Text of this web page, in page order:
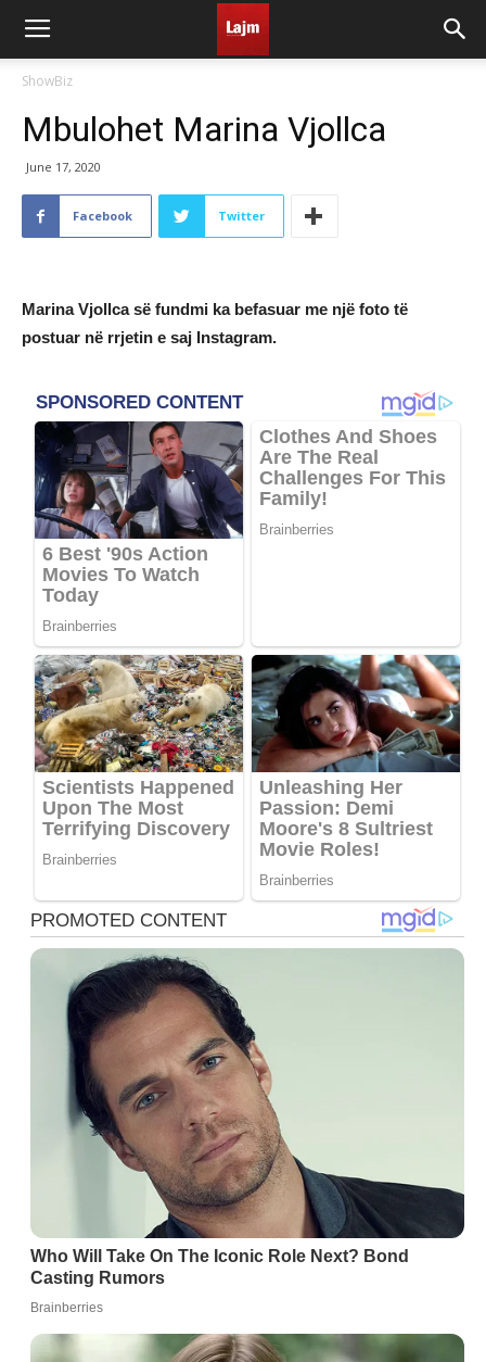
ShowBiz
Mbulohet Marina Vjollca
June 17, 2020
Facebook Twitter
Marina Vjollca së fundmi ka befasuar me një foto të
postuar në rrjetin e saj Instagram.